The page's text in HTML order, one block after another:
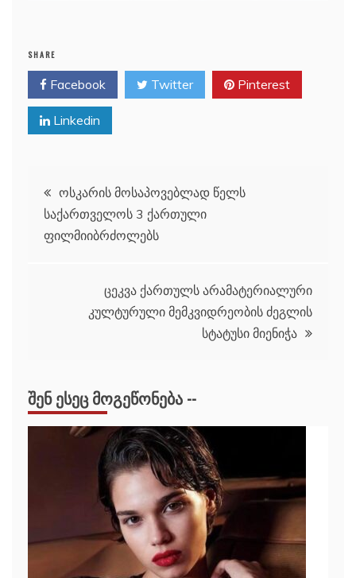
SHARE
Facebook Twitter Pinterest
Linkedin
პოსტის
ნავიგაცია
ოსკარის მოსაპოვებლად წელს
საქართველოს 3 ქართული
ფილმიიბრძოლებს
ცეკვა ქართულს არამატერიალური
კულტურული მემკვიდრეობის ძეგლის
სტატუსი მიენიჭა
ᲨᲔᲜ ᲔᲡᲔᲪ ᲛᲝᲒᲔᲬᲝᲜᲔᲑᲐ --